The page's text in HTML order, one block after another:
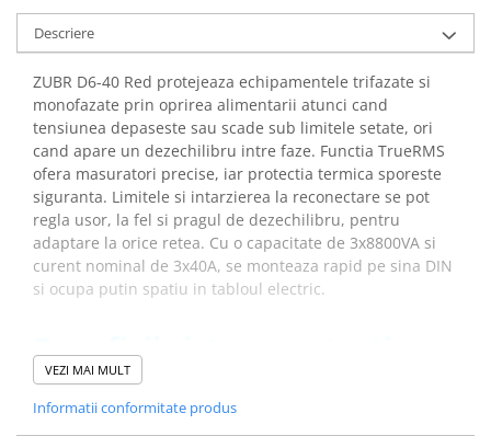
Contactoare
Blocuri de Distributie
Accesorii Tablouri Electrice
Stabilizatoare de Tensiune
Convertoare de Tensiune
Banda Izolatoare
Panouri Fotovoltaice
Smart Home
Intrerupatoare Smart
Module Smart Home
Camere Supraveghere
Iluminat
Descriere
ZUBR D6-40 Red protejeaza echipamentele trifazate si
monofazate prin oprirea alimentarii atunci cand
tensiunea depaseste sau scade sub limitele setate, ori
cand apare un dezechilibru intre faze. Functia TrueRMS
ofera masuratori precise, iar protectia termica sporeste
siguranta. Limitele si intarzierea la reconectare se pot
regla usor, la fel si pragul de dezechilibru, pentru
adaptare la orice retea. Cu o capacitate de 3x8800VA si
curent nominal de 3x40A, se monteaza rapid pe sina DIN
si ocupa putin spatiu in tabloul electric.
Beneficii sistem protectie
retea trifazata ZUBR D6-40
Red:
VEZI MAI MULT
Informatii conformitate produs